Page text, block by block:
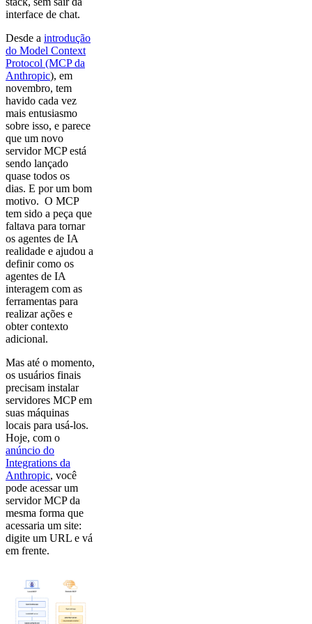
interface de chat.
Desde a introdução
do Model Context
Protocol (MCP da
Anthropic), em
novembro, tem
havido cada vez
mais entusiasmo
sobre isso, e parece
que um novo
servidor MCP está
sendo lançado
quase todos os
dias. E por um bom
motivo. O MCP
tem sido a peça que
faltava para tornar
os agentes de IA
realidade e ajudou a
definir como os
agentes de IA
interagem com as
ferramentas para
realizar ações e
obter contexto
adicional.
Mas até o momento,
os usuários finais
precisam instalar
servidores MCP em
suas máquinas
locais para usá-los.
Hoje, com o
anúncio do
Integrations da
Anthropic, você
pode acessar um
servidor MCP da
mesma forma que
acessaria um site:
digite um URL e vá
em frente.